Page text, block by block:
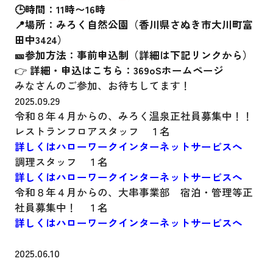
🕒時間：11時〜16時
📍場所：みろく自然公園（香川県さぬき市大川町富
田中3424）
🎫参加方法：事前申込制（詳細は下記リンクから）
👉 詳細・申込はこちら： 369oSホームページ
みなさんのご参加、お待ちしてます！
2025.09.29
令和８年４月からの、みろく温泉正社員募集中！！
レストランフロアスタッフ １名
詳しくはハローワークインターネットサービスへ
調理スタッフ １名
詳しくはハローワークインターネットサービスへ
令和８年４月からの、大串事業部 宿泊・管理等正
社員募集中！ １名
詳しくはハローワークインターネットサービスへ
2025.06.10